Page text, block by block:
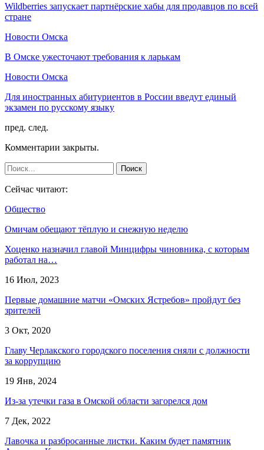
Wildberries запускает партнёрские хабы для продавцов по всей
стране
Новости Омска
В Омске ужесточают требования к ларькам
Новости Омска
Для иностранных абитуриентов в России введут единый
экзамен по русскому языку
пред. след.
Комментарии закрыты.
Сейчас читают:
Общество
Омичам обещают тёплую и снежную неделю
Хоценко назначил главой Минцифры чиновника, с которым
работал на…
16 Июл, 2023
Первые домашние матчи «Омских Ястребов» пройдут без
зрителей
3 Окт, 2020
Главу Черлакского городского поселения сняли с должности
за коррупцию
19 Янв, 2024
Из-за утечки газа в Омской области загорелся дом
7 Дек, 2022
Лавочка и разбросанные листки. Каким будет памятник